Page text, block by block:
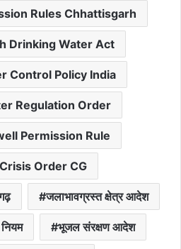
Rules Chhattisgarh
Drinking Water Act
Control Policy India
Regulation Order
Permission Rule
Order CG
जलाभावग्रस्त क्षेत्र आदेश
भूजल संरक्षण आदेश